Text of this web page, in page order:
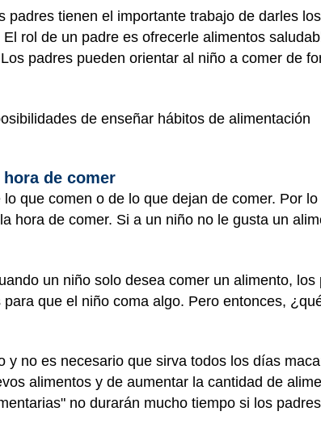
tienen el importante trabajo de darles
rol de un padre es ofrecerle alimentos
padres pueden orientar al niño a comer de
de enseñar hábitos de alimentación
de comer
que comen o de lo que dejan de comer. Por
hora de comer. Si a un niño no le gusta un
un niño solo desea comer un alimento, los
que el niño coma algo. Pero entonces,
no es necesario que sirva todos los días
alimentos y de aumentar la cantidad de
no durarán mucho tiempo si los